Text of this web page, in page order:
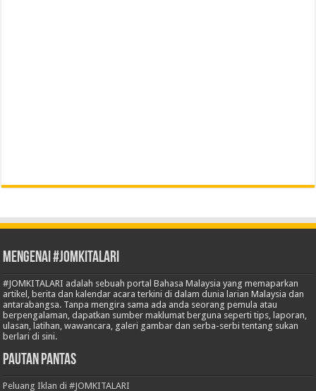
Mengenai #JOMKITALARI
#JOMKITALARI adalah sebuah portal Bahasa Malaysia yang memaparkan
artikel, berita dan kalendar acara terkini di dalam dunia larian Malaysia dan
antarabangsa. Tanpa mengira sama ada anda seorang pemula atau
berpengalaman, dapatkan sumber maklumat berguna seperti tips, laporan,
ulasan, latihan, wawancara, galeri gambar dan serba-serbi tentang sukan
berlari di sini.
Pautan Pantas
Peluang Iklan di #JOMKITALARI